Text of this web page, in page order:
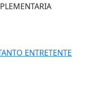
ENTRETENTE